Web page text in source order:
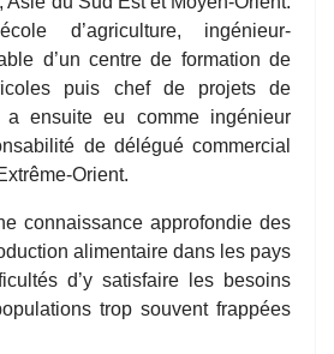
d’agriculture, ingénieur-
d’un centre de formation de
puis chef de projets de
a ensuite eu comme ingénieur
de délégué commercial
Orient.
connaissance approfondie des
alimentaire dans les pays
d’y satisfaire les besoins
trop souvent frappées